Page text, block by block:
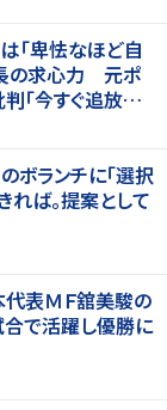
「卑怯なほど自
の求心力 元ポ
「今すぐ追放す
ボランチに「選択
れば。提案として
代表ＭＦ舘美駿の
合で活躍し優勝に